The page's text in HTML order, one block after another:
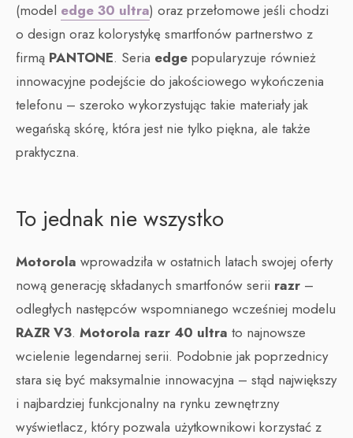
(model edge 30 ultra) oraz przełomowe jeśli chodzi
o design oraz kolorystykę smartfonów partnerstwo z
firmą PANTONE. Seria edge popularyzuje również
innowacyjne podejście do jakościowego wykończenia
telefonu – szeroko wykorzystując takie materiały jak
wegańską skórę, która jest nie tylko piękna, ale także
praktyczna.
To jednak nie wszystko
Motorola wprowadziła w ostatnich latach swojej oferty
nową generację składanych smartfonów serii razr –
odległych następców wspomnianego wcześniej modelu
RAZR V3. Motorola razr 40 ultra to najnowsze
wcielenie legendarnej serii. Podobnie jak poprzednicy
stara się być maksymalnie innowacyjna – stąd największy
i najbardziej funkcjonalny na rynku zewnętrzny
wyświetlacz, który pozwala użytkownikowi korzystać z